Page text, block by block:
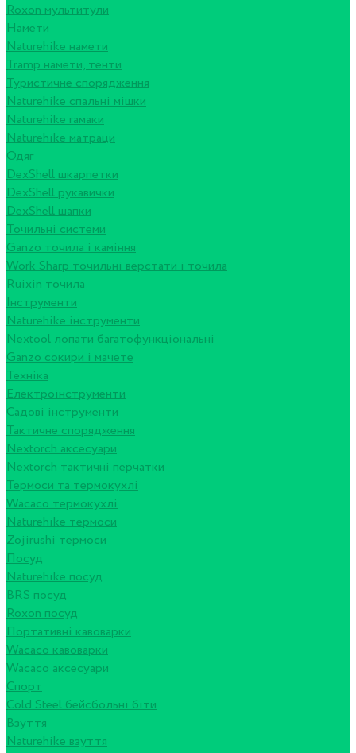
Roxon мультитули
Намети
Naturehike намети
Tramp намети, тенти
Туристичне спорядження
Naturehike спальні мішки
Naturehike гамаки
Naturehike матраци
Одяг
DexShell шкарпетки
DexShell рукавички
DexShell шапки
Точильні системи
Ganzo точила і каміння
Work Sharp точильні верстати і точила
Ruixin точила
Інструменти
Naturehike інструменти
Nextool лопати багатофункціональні
Ganzo сокири і мачете
Техніка
Електроінструменти
Садові інструменти
Тактичне спорядження
Nextorch аксесуари
Nextorch тактичні перчатки
Термоси та термокухлі
Wacaco термокухлі
Naturehike термоси
Zojirushi термоси
Посуд
Naturehike посуд
BRS посуд
Roxon посуд
Портативні кавоварки
Wacaco кавоварки
Wacaco аксесуари
Спорт
Cold Steel бейсбольні біти
Взуття
Naturehike взуття